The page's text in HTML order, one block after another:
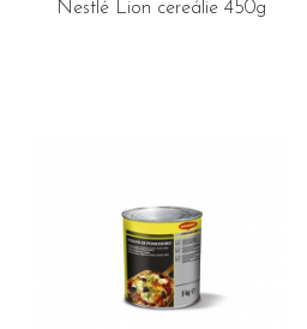
Nestlé Lion cereálie 450g